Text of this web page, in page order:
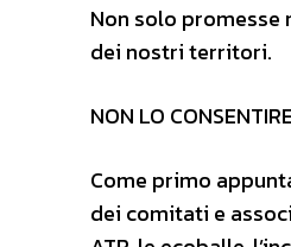
Non solo
dei nostri territori.
NON LO
Come primo
dei comitati e